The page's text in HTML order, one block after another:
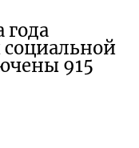
года
915